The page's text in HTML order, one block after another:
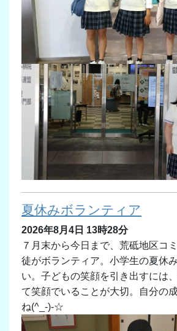
夏休みボランティア
2026年8月4日 13時28分
７月末から今日まで、荒砥地区コ
徒がボランティア。小学生の夏休
い。子どもの笑顔を引き出すには
て笑顔でいることが大切。自分の
ね(^_-)-☆